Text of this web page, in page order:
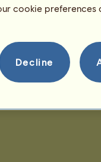
cookie preferences
Decline